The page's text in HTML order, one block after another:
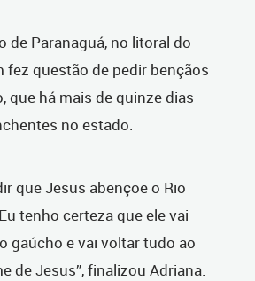
de Paranaguá, no litoral do
fez questão de pedir bençãos
que há mais de quinze dias
no estado.
que Jesus abençoe o Rio
tenho certeza que ele vai
gaúcho e vai voltar tudo ao
de Jesus”, finalizou Adriana.